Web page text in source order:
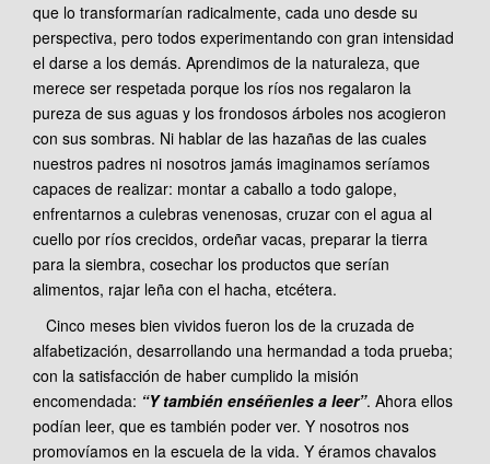
que lo transformarían radicalmente, cada uno desde su
perspectiva, pero todos experimentando con gran intensidad
el darse a los demás. Aprendimos de la naturaleza, que
merece ser respetada porque los ríos nos regalaron la
pureza de sus aguas y los frondosos árboles nos acogieron
con sus sombras. Ni hablar de las hazañas de las cuales
nuestros padres ni nosotros jamás imaginamos seríamos
capaces de realizar: montar a caballo a todo galope,
enfrentarnos a culebras venenosas, cruzar con el agua al
cuello por ríos crecidos, ordeñar vacas, preparar la tierra
para la siembra, cosechar los productos que serían
alimentos, rajar leña con el hacha, etcétera.
Cinco meses bien vividos fueron los de la cruzada de
alfabetización, desarrollando una hermandad a toda prueba;
con la satisfacción de haber cumplido la misión
encomendada: “Y también enséñenles a leer”. Ahora ellos
podían leer, que es también poder ver. Y nosotros nos
promovíamos en la escuela de la vida. Y éramos chavalos